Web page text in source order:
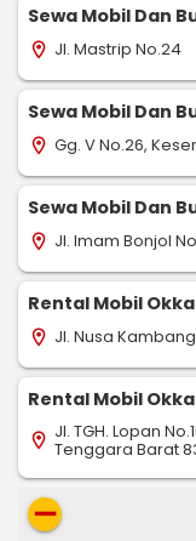
Sewa Mobil Dan
location_on Jl. Mastrip No.24
Sewa Mobil Dan
location_on Gg. V No.26,
Sewa Mobil Dan
location_on Jl. Imam Bonjol
Rental Mobil
location_on Jl. Nusa
Rental Mobil
location_on Jl. TGH. Lopan
Tenggara Barat
remove